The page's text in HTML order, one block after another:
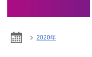
2020年